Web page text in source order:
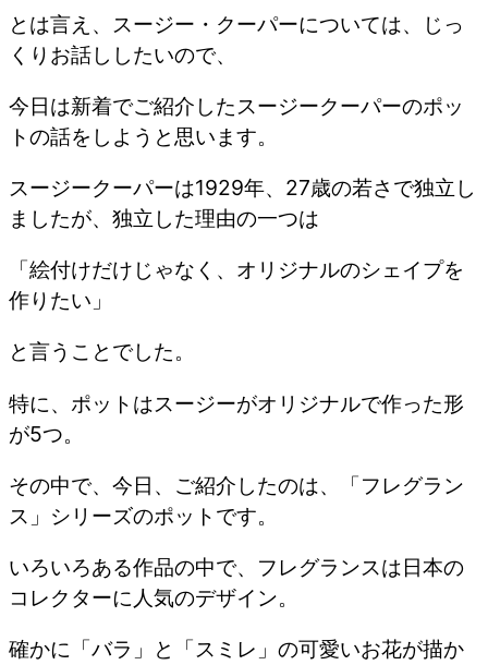
とは言え、スージー・クーパーについては、じっ
くりお話ししたいので、
今日は新着でご紹介したスージークーパーのポッ
トの話をしようと思います。
スージークーパーは1929年、27歳の若さで独立し
ましたが、独立した理由の一つは
「絵付けだけじゃなく、オリジナルのシェイプを
作りたい」
と言うことでした。
特に、ポットはスージーがオリジナルで作った形
が5つ。
その中で、今日、ご紹介したのは、「フレグラン
ス」シリーズのポットです。
いろいろある作品の中で、フレグランスは日本の
コレクターに人気のデザイン。
確かに「バラ」と「スミレ」の可愛いお花が描か